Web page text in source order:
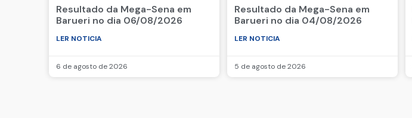
Resultado da Mega-Sena em
Barueri no dia 06/08/2026
LER NOTICIA
6 de agosto de 2026
Resultado da Mega-Sena em
Barueri no dia 04/08/2026
LER NOTICIA
5 de agosto de 2026